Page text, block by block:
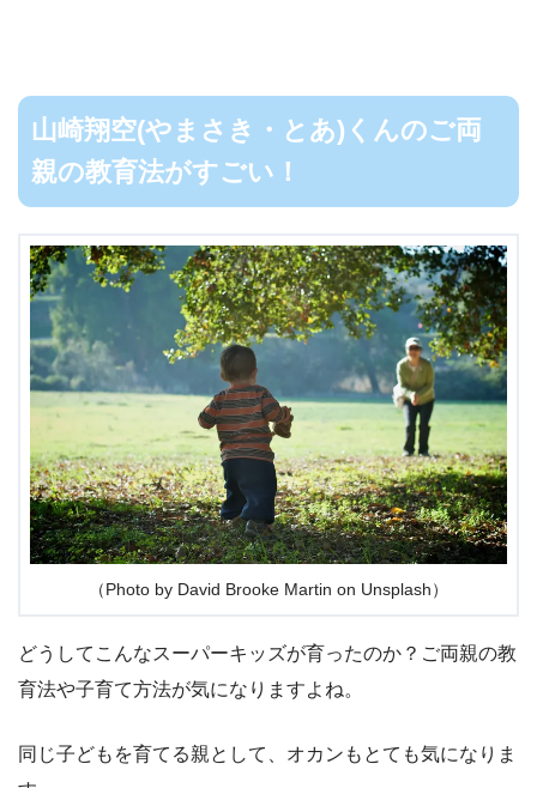
山崎翔空(やまさき・とあ)くんのご両
親の教育法がすごい！
（Photo by David Brooke Martin on Unsplash）
どうしてこんなスーパーキッズが育ったのか？ご両親の教
育法や子育て方法が気になりますよね。
同じ子どもを育てる親として、オカンもとても気になりま